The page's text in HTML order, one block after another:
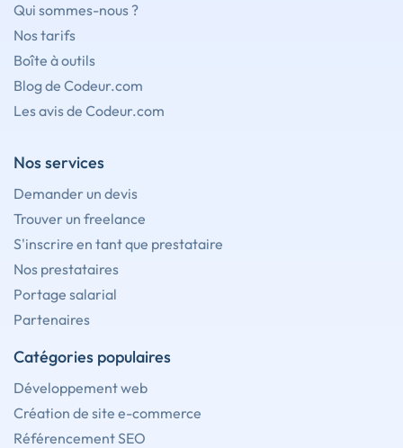
Qui sommes-nous ?
Nos tarifs
Boîte à outils
Blog de Codeur.com
Les avis de Codeur.com
Nos services
Demander un devis
Trouver un freelance
S'inscrire en tant que prestataire
Nos prestataires
Portage salarial
Partenaires
Catégories populaires
Développement web
Création de site e-commerce
Référencement SEO